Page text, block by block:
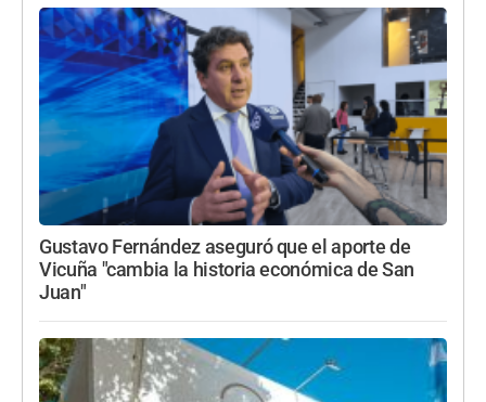
Gustavo Fernández aseguró que el aporte de
Vicuña "cambia la historia económica de San
Juan"